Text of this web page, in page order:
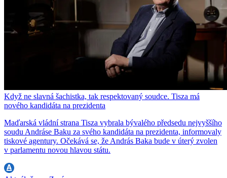
Když ne slavná šachistka, tak respektovaný soudce. Tisza má
nového kandidáta na prezidenta
Maďarská vládní strana Tisza vybrala bývalého předsedu nejvyššího
soudu Andráse Baku za svého kandidáta na prezidenta, informovaly
tiskové agentury. Očekává se, že András Baka bude v úterý zvolen
v parlamentu novou hlavou státu.